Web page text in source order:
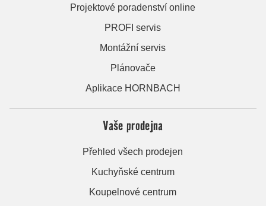
Projektové poradenství online
PROFI servis
Montážní servis
Plánovače
Aplikace HORNBACH
Vaše prodejna
Přehled všech prodejen
Kuchyňské centrum
Koupelnové centrum